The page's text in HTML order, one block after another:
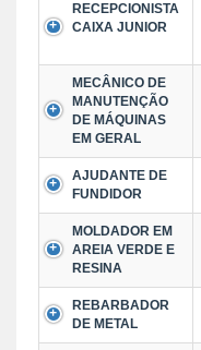
RECEPCIONISTA
CAIXA JUNIOR
MECÂNICO DE
MANUTENÇÃO
DE MÁQUINAS
EM GERAL
AJUDANTE DE
FUNDIDOR
MOLDADOR EM
AREIA VERDE E
RESINA
REBARBADOR
DE METAL